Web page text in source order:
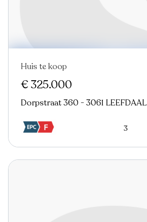
Huis te koop
€ 325.000
Dorpstraat 360 - 3061 LEEFDAAL
3